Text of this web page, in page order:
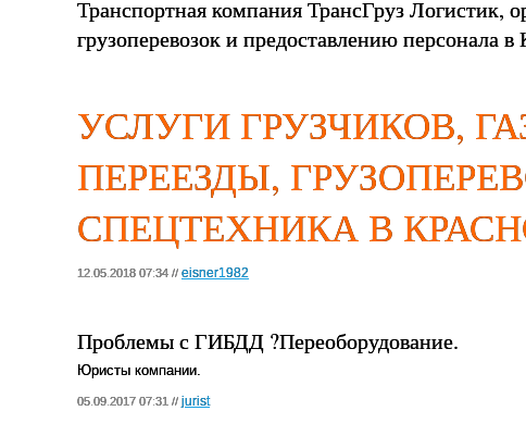
Транспортная компания ТрансГруз Логистик,
грузоперевозок и предоставлению персонала в
УСЛУГИ ГРУЗЧИКОВ,
ПЕРЕЕЗДЫ,
СПЕЦТЕХНИКА В
12.05.2018 07:34 // eisner1982
Проблемы с ГИБДД ?Переоборудование.
Юристы компании.
05.09.2017 07:31 // jurist